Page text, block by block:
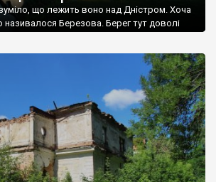
що лежить воно над Дністром. Хоча
називалося Березова. Берег тут доволі
від більшості навколишніх
Михайлівська церква. Точної дати […]